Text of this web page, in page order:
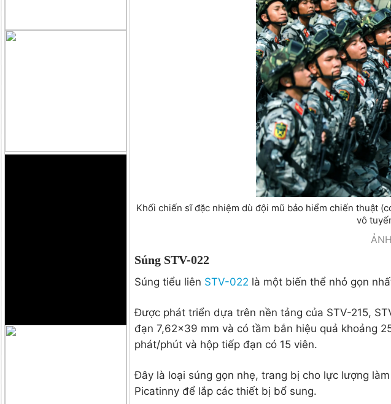
Khối chiến sĩ đặc nhiệm dù đội mũ bảo hiểm chiến thuật
vô
Súng STV-022
Súng tiểu liên STV-022 là một biến thể nhỏ gọn
Được phát triển dựa trên nền tảng của STV-215,
đạn 7,62×39 mm và có tầm bắn hiệu quả khoảng
phát/phút và hộp tiếp đạn có 15 viên.
Đây là loại súng gọn nhẹ, trang bị cho lực lượng
Picatinny để lắp các thiết bị bổ sung.